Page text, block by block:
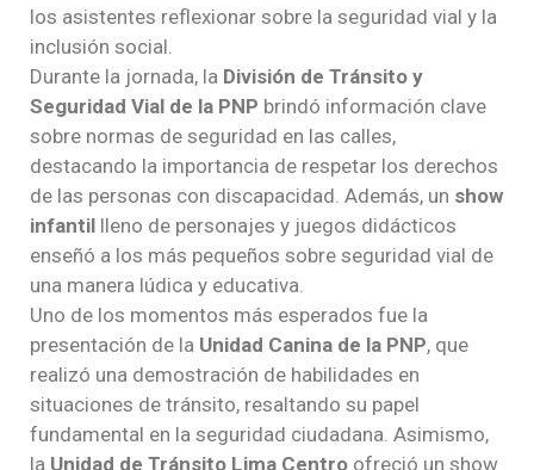
los asistentes reflexionar sobre la seguridad vial y la
inclusión social.
Durante la jornada, la División de Tránsito y
Seguridad Vial de la PNP brindó información clave
sobre normas de seguridad en las calles,
destacando la importancia de respetar los derechos
de las personas con discapacidad. Además, un show
infantil lleno de personajes y juegos didácticos
enseñó a los más pequeños sobre seguridad vial de
una manera lúdica y educativa.
Uno de los momentos más esperados fue la
presentación de la Unidad Canina de la PNP, que
realizó una demostración de habilidades en
situaciones de tránsito, resaltando su papel
fundamental en la seguridad ciudadana. Asimismo,
la Unidad de Tránsito Lima Centro ofreció un show